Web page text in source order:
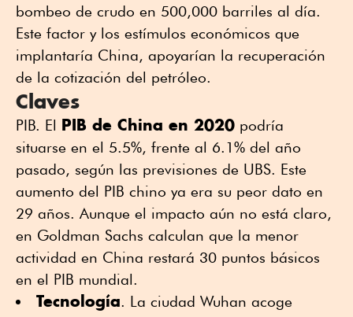
bombeo de crudo en 500,000 barriles al día.
Este factor y los estímulos económicos que
implantaría China, apoyarían la recuperación
de la cotización del petróleo.
Claves
PIB. El PIB de China en 2020 podría
situarse en el 5.5%, frente al 6.1% del año
pasado, según las previsiones de UBS. Este
aumento del PIB chino ya era su peor dato en
29 años. Aunque el impacto aún no está claro,
en Goldman Sachs calculan que la menor
actividad en China restará 30 puntos básicos
en el PIB mundial.
Tecnología. La ciudad Wuhan acoge